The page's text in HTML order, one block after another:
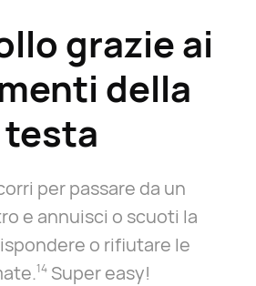
grazie ai
della
testa
per passare da un
e annuisci o scuoti la
o rifiutare le
14 Super easy!